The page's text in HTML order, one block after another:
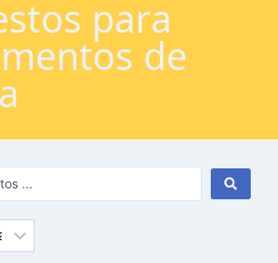
para
de